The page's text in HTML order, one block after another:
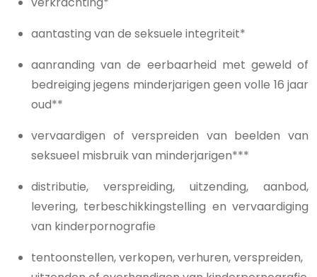
aantasting van de seksuele integriteit*
aanranding van de eerbaarheid met geweld of
bedreiging jegens minderjarigen geen volle 16 jaar
oud**
vervaardigen of verspreiden van beelden van
seksueel misbruik van minderjarigen***
distributie, verspreiding, uitzending, aanbod,
levering, terbeschikkingstelling en vervaardiging
van kinderpornografie
tentoonstellen, verkopen, verhuren, verspreiden,